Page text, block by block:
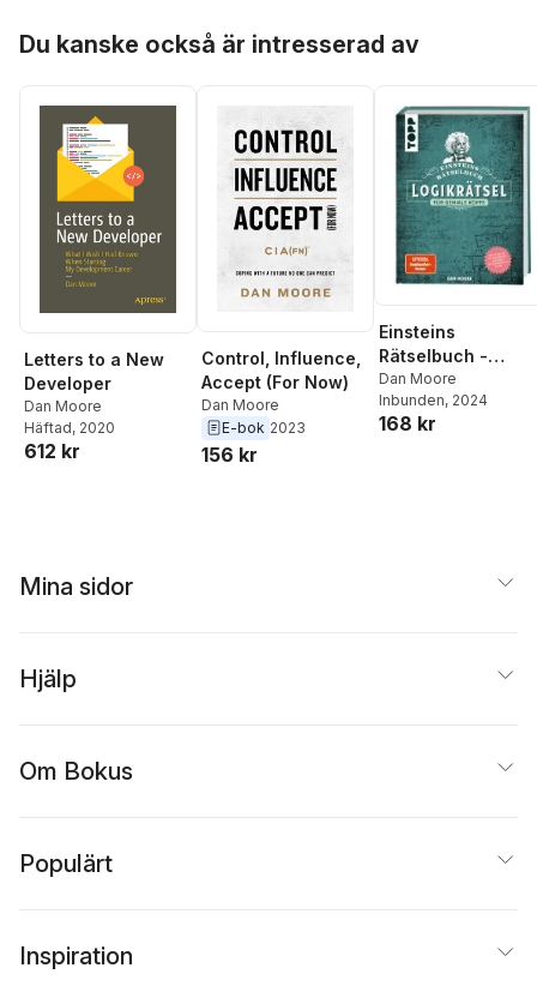
Du kanske också är intresserad av
Letters to a New
Developer
Dan Moore
Häftad, 2020
612 kr
Control, Influence,
Accept (For Now)
Dan Moore
E-bok 2023
156 kr
Einsteins
Rätselbuch -
Logikrätsel für
geniale Köpfe
Dan Moore
Inbunden, 2024
168 kr
Mina sidor
Hjälp
Om Bokus
Populärt
Inspiration